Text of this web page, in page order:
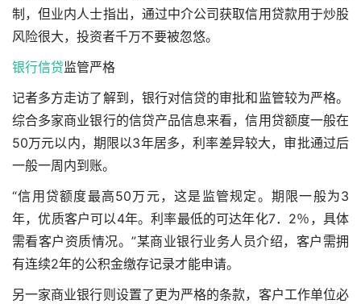
制，但业内人士指出，通过中介公司获取信用贷款用于炒股
风险很大，投资者千万不要被忽悠。
银行信贷监管严格
记者多方走访了解到，银行对信贷的审批和监管较为严格。
综合多家商业银行的信贷产品信息来看，信用贷额度一般在
50万元以内，期限以3年居多，利率差异较大，审批通过后
一般一周内到账。
“信用贷额度最高50万元，这是监管规定。期限一般为3
年，优质客户可以4年。利率最低的可达年化7．2％，具体
需看客户资质情况。”某商业银行业务人员介绍，客户需拥
有连续2年的公积金缴存记录才能申请。
另一家商业银行则设置了更为严格的条款，客户工作单位必